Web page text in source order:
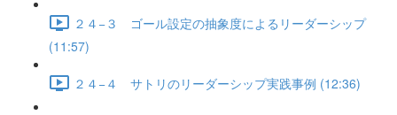
２４−３ ゴール設定の抽象度によるリーダーシップ
(11:57)
２４−４ サトリのリーダーシップ実践事例 (12:36)